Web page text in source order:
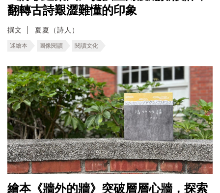
翻轉古詩艱澀難懂的印象
撰文 夏夏（詩人）
迷繪本 圖像閱讀 閱讀文化
繪本《牆外的牆》突破層層心牆，探索